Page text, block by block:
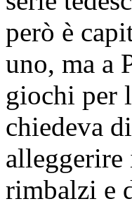
però è
uno, ma a
giochi per
chiedeva
rimbalzi e